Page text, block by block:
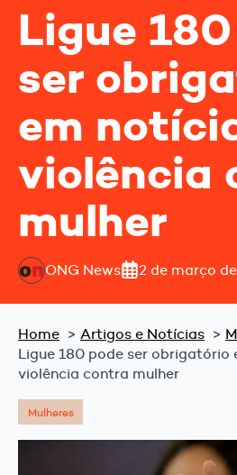
Ligue
ser
em
violência
mulher
ONG News 2 de março
Home Artigos e Notícias
Ligue 180 pode ser obrigatório
violência contra mulher
Mulheres